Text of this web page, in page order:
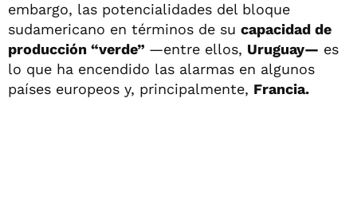
embargo, las potencialidades del bloque
sudamericano en términos de su capacidad de
producción “verde” —entre ellos, Uruguay— es
lo que ha encendido las alarmas en algunos
países europeos y, principalmente, Francia.